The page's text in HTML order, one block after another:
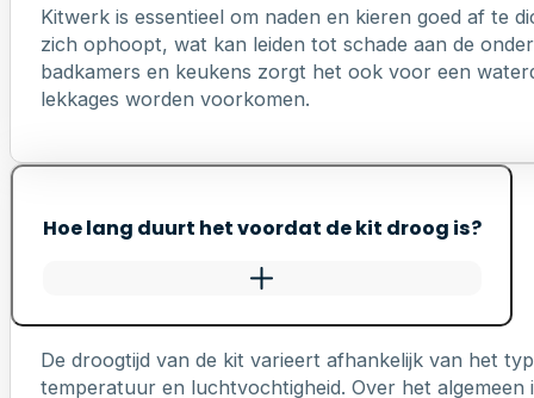
Kitwerk is essentieel om naden en kieren goed af te
zich ophoopt, wat kan leiden tot schade aan de
badkamers en keukens zorgt het ook voor een
lekkages worden voorkomen.
Hoe lang duurt het voordat de kit droog is?
De droogtijd van de kit varieert afhankelijk van het
temperatuur en luchtvochtigheid. Over het